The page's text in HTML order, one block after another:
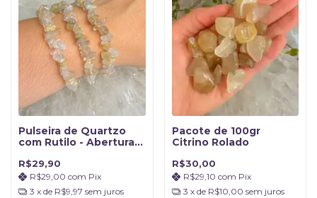
Pulseira de Quartzo
com Rutilo - Abertura
R$29,90
R$29,00 com Pix
3 x de R$9,97 sem juros
Pacote de 100gr
Citrino Rolado
R$30,00
R$29,10 com Pix
3 x de R$10,00 sem juros